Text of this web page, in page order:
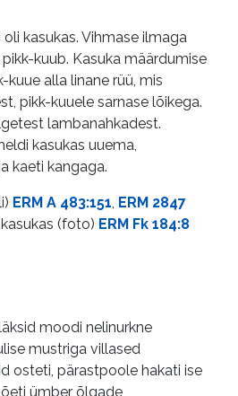
kasukas. Vihmase ilmaga
kuub. Kasuka määrdumise
alla linane rüü, mis
pikk-kuuele sarnase lõikega.
lambanahkadest.
kasukas uuema,
kaeti kangaga.
ERM A 483:151, ERM 2847
(foto) ERM Fk 184:8
moodi nelinurkne
mustriga villased
osteti, pärastpoole hakati ise
ümber õlgade